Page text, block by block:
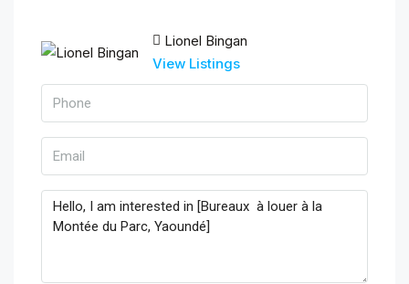
Lionel Bingan
View Listings